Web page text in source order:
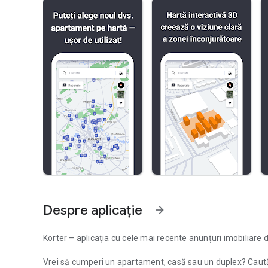
Despre aplicație arrow_forward
Korter – aplicația cu cele mai recente anunțuri imobiliare
Vrei să cumperi un apartament, casă sau un duplex?